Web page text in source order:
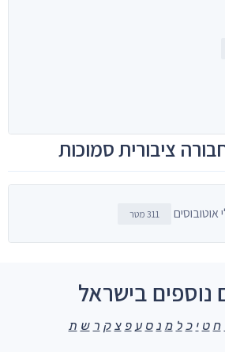
ציבורית סמוכות
311 מטר
נוספים בישראל
ח ט י כ ל מ נ ס ע פ צ ק ר ש ת